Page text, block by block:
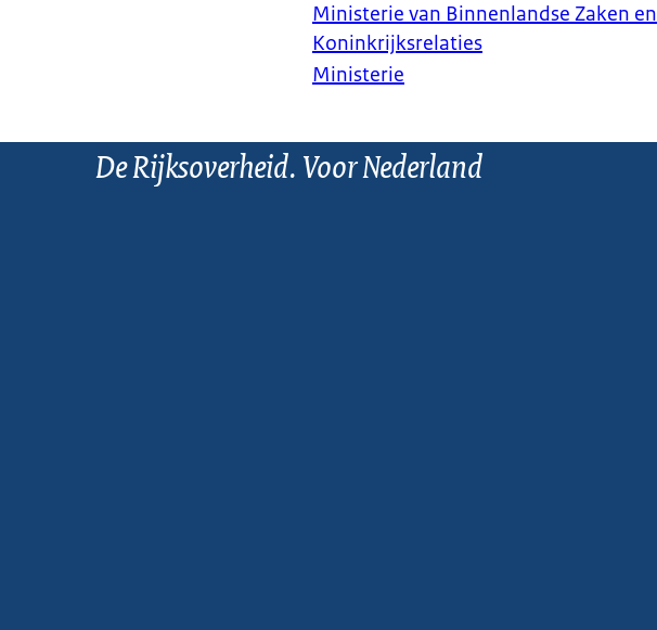
Ministerie van Binnenlandse Zaken en
Koninkrijksrelaties
Ministerie
De Rijksoverheid. Voor Nederland